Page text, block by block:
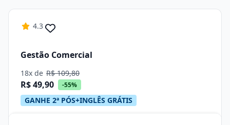
4.3
Gestão Comercial
18x de R$ 109,80
R$ 49,90 -55%
GANHE 2ª PÓS+INGLÊS GRÁTIS